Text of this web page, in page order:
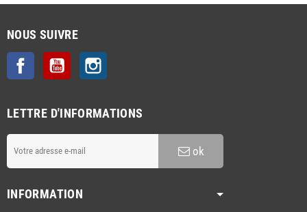
NOUS SUIVRE
Facebook YouTube
LETTRE D'INFORMATIONS
ok
INFORMATION